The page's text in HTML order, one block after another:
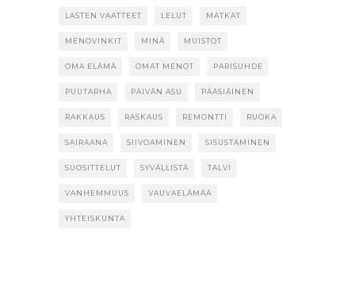
LASTEN VAATTEET LELUT MATKAT
MENOVINKIT MINÄ MUISTOT
OMA ELÄMÄ OMAT MENOT PARISUHDE
PUUTARHA PÄIVÄN ASU PÄÄSIÄINEN
RAKKAUS RASKAUS REMONTTI RUOKA
SAIRAANA SIIVOAMINEN SISUSTAMINEN
SUOSITTELUT SYVÄLLISTÄ TALVI
VANHEMMUUS VAUVAELÄMÄÄ
YHTEISKUNTA